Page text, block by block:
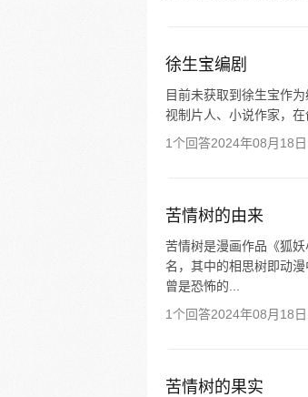
徐生宝编剧
目前未获取到徐生宝作
视制片人、小说作家，
1个回答2024年08月18
苦情树的由来
苦情树是漫画作品《狐
名，其中的相思树即动
曾是恐怖的...
1个回答2024年08月18
苦情树的果实